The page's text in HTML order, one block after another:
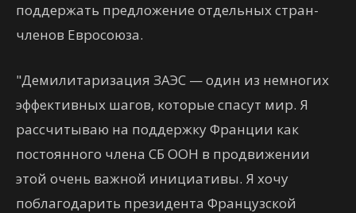
поддержать предложение отдельных стран-
членов Евросоюза.
"Демилитаризация ЗАЭС — один из немногих
эффективных шагов, которые спасут мир. Я
рассчитываю на поддержку Франции как
постоянного члена СБ ООН в продвижении
этой очень важной инициативы. Я хочу
поблагодарить президента Французской